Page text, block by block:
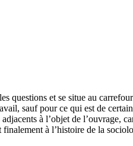
questions et se situe au
sauf pour ce qui est de
à l’objet de l’ouvrage,
à l’histoire de la